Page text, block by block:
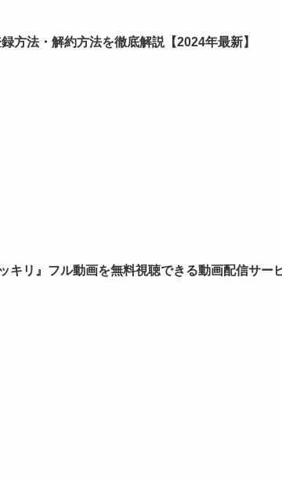
方法・解約方法を徹底解説【2024年最新】
リ』フル動画を無料視聴できる動画配信サー